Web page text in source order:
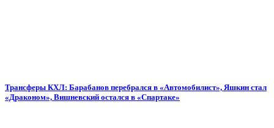
Трансферы КХЛ: Барабанов перебрался в «Автомобилист», Яшкин стал
«Драконом», Вишневский остался в «Спартаке»